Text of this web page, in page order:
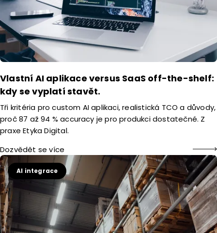
Vlastní AI aplikace versus SaaS off-the-shelf:
kdy se vyplatí stavět.
Tři kritéria pro custom AI aplikaci, realistická TCO a důvody,
proč 87 až 94 % accuracy je pro produkci dostatečné. Z
praxe Etyka Digital.
Dozvědět se více
AI integrace